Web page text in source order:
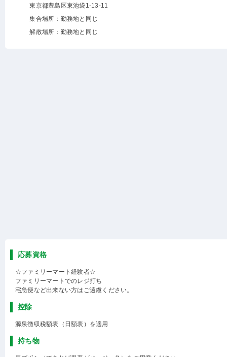
東京都豊島区東池袋1-13-11
集合場所：勤務地と同じ
解散場所：勤務地と同じ
応募資格
☆ファミリーマート経験者☆
ファミリーマートでのレジ打ち
宅急便など出来ない方はご遠慮ください。
控除
源泉徴収税額表（日額表）を適用
持ち物